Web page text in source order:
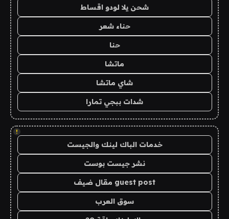
شحن يلا لودو اقساط
حناء شعر
حنا
ماتشا
شاي ماتشا
شدات ببجي تمارا
!
خدمات الباك لينك والجيست
نشر جيست بوست
guest post مقال ضيف
سوق العرب